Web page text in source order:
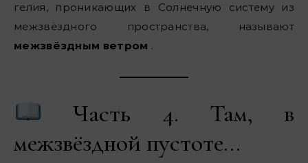
гелия, проникающих в Солнечную систему из
межзвёздного пространства, называют
межзвёздным ветром .
Часть 4. Там, в
межзвёздной пустоте…